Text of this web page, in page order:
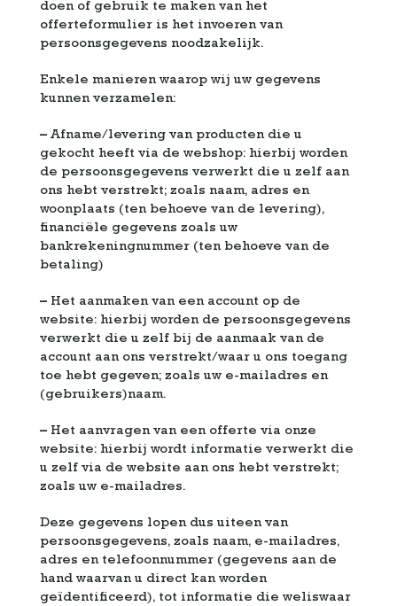
doen of gebruik te maken van het
offerteformulier is het invoeren van
persoonsgegevens noodzakelijk.
Enkele manieren waarop wij uw gegevens
kunnen verzamelen:
– Afname/levering van producten die u
gekocht heeft via de webshop: hierbij worden
de persoonsgegevens verwerkt die u zelf aan
ons hebt verstrekt; zoals naam, adres en
woonplaats (ten behoeve van de levering),
financiële gegevens zoals uw
bankrekeningnummer (ten behoeve van de
betaling)
– Het aanmaken van een account op de
website: hierbij worden de persoonsgegevens
verwerkt die u zelf bij de aanmaak van de
account aan ons verstrekt/waar u ons toegang
toe hebt gegeven; zoals uw e-mailadres en
(gebruikers)naam.
– Het aanvragen van een offerte via onze
website: hierbij wordt informatie verwerkt die
u zelf via de website aan ons hebt verstrekt;
zoals uw e-mailadres.
Deze gegevens lopen dus uiteen van
persoonsgegevens, zoals naam, e-mailadres,
adres en telefoonnummer (gegevens aan de
hand waarvan u direct kan worden
geïdentificeerd), tot informatie die weliswaar